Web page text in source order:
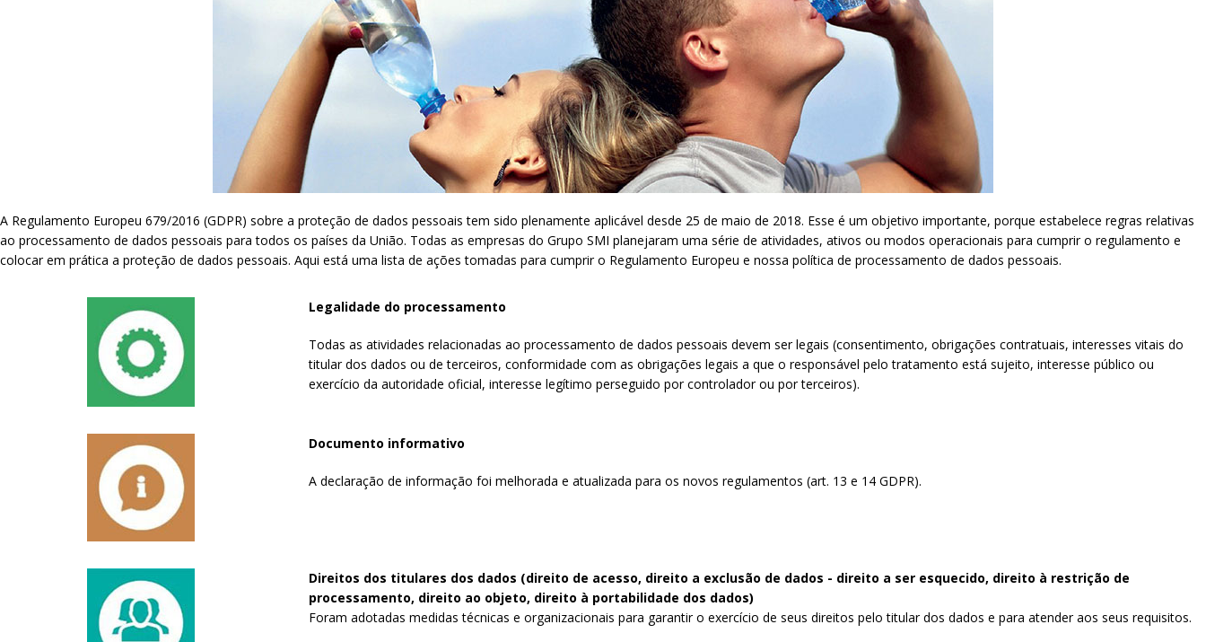
A Regulamento Europeu 679/2016 (GDPR) sobre a proteção de dados pessoais tem sido plenamente aplicável desde 25 de maio de 2018. Esse é um objetivo importante, porque estabelece regras relativas
ao processamento de dados pessoais para todos os países da União. Todas as empresas do Grupo SMI planejaram uma série de atividades, ativos ou modos operacionais para cumprir o regulamento e
colocar em prática a proteção de dados pessoais. Aqui está uma lista de ações tomadas para cumprir o Regulamento Europeu e nossa política de processamento de dados pessoais.
Legalidade do processamento
Todas as atividades relacionadas ao processamento de dados pessoais devem ser legais (consentimento, obrigações contratuais, interesses vitais do
titular dos dados ou de terceiros, conformidade com as obrigações legais a que o responsável pelo tratamento está sujeito, interesse público ou
exercício da autoridade oficial, interesse legítimo perseguido por controlador ou por terceiros).
Documento informativo
A declaração de informação foi melhorada e atualizada para os novos regulamentos (art. 13 e 14 GDPR).
Direitos dos titulares dos dados (direito de acesso, direito a exclusão de dados - direito a ser esquecido, direito à restrição de
processamento, direito ao objeto, direito à portabilidade dos dados)
Foram adotadas medidas técnicas e organizacionais para garantir o exercício de seus direitos pelo titular dos dados e para atender aos seus requisitos.